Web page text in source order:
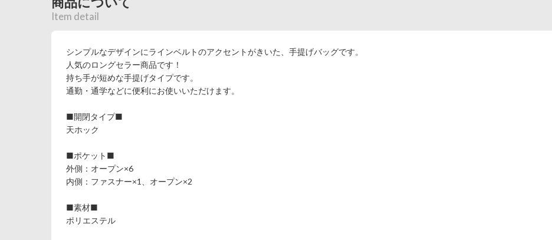
Item detail
シンプルなデザインにラインベルトのアクセントがきいた、手提げバッグです。
人気のロングセラー商品です！
持ち手が短めな手提げタイプです。
通勤・通学などに便利にお使いいただけます。
■開閉タイプ■
天ホック
■ポケット■
外側：オープン×6
内側：ファスナー×1、オープン×2
■素材■
ポリエステル